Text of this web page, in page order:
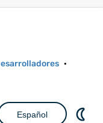
·
Español